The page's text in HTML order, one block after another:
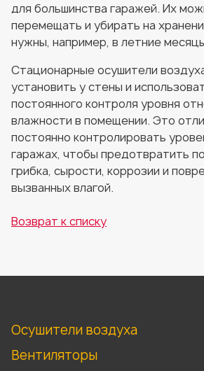
для большинства гаражей. Их
перемещать и убирать на
нужны, например, в летние
Стационарные осушители
установить у стены и
постоянного контроля уровня
влажности в помещении. Это
постоянно контролировать
гаражах, чтобы предотвратить
грибка, сырости, коррозии и
вызванных влагой.
Возврат к списку
Осушители воздуха
Вентиляторы